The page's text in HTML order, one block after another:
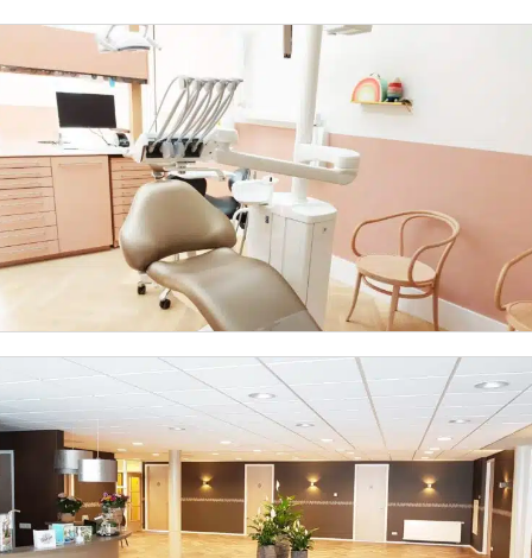
Tandartspraktijk Noord-Nederland